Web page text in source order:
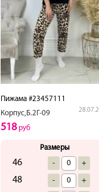
Пижама #23457111
Корпус,Б.2Г-09
518руб
Размеры
46 - +
48 - +